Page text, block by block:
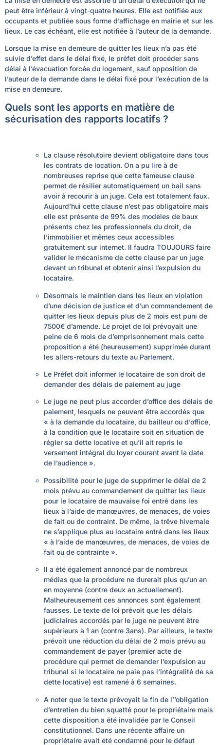
peut être inférieur à vingt-quatre heures. Elle est notifiée aux
occupants et publiée sous forme d’affichage en mairie et sur les
lieux. Le cas échéant, elle est notifiée à l’auteur de la demande.
Lorsque la mise en demeure de quitter les lieux n’a pas été
suivie d’effet dans le délai fixé, le préfet doit procéder sans
délai à l’évacuation forcée du logement, sauf opposition de
l’auteur de la demande dans le délai fixé pour l’exécution de la
mise en demeure.
Quels sont les apports en matière de
sécurisation des rapports locatifs ?
La clause résolutoire devient obligatoire dans tous
les contrats de location. On a pu lire à de
nombreuses reprise que cette fameuse clause
permet de résilier automatiquement un bail sans
avoir à recourir à un juge. Cela est totalement faux.
Aujourd’hui cette clause n’est pas obligatoire mais
elle est présente de 99% des modèles de baux
présents chez les professionnels du droit, de
l’immobilier et mêmes ceux accessibles
gratuitement sur internet. Il faudra TOUJOURS faire
valider le mécanisme de cette clause par un juge
devant un tribunal et obtenir ainsi l’expulsion du
locataire.
Désormais le maintien dans les lieux en violation
d’une décision de justice et d’un commandement de
quitter les lieux depuis plus de 2 mois est puni de
7500€ d’amende. Le projet de loi prévoyait une
peine de 6 mois de d’emprisonnement mais cette
proposition a été (heureusement) supprimée durant
les allers-retours du texte au Parlement.
Le Préfet doit informer le locataire de son droit de
demander des délais de paiement au juge
Le juge ne peut plus accorder d’office des délais de
paiement, lesquels ne peuvent être accordés que
« à la demande du locataire, du bailleur ou d’office,
à la condition que le locataire soit en situation de
régler sa dette locative et qu’il ait repris le
versement intégral du loyer courant avant la date
de l’audience ».
Possibilité pour le juge de supprimer le délai de 2
mois prévu au commandement de quitter les lieux
pour le locataire de mauvaise foi entré dans les
lieux à l’aide de manœuvres, de menaces, de voies
de fait ou de contraint. De même, la trêve hivernale
ne s’applique plus au locataire entré dans les lieux
« à l’aide de manœuvres, de menaces, de voies de
fait ou de contrainte ».
Il a été également annoncé par de nombreux
médias que la procédure ne durerait plus qu’un an
en moyenne (contre deux an actuellement).
Malheureusement ces annonces sont également
fausses. Le texte de loi prévoit que les délais
judiciaires accordés par le juge ne peuvent être
supérieurs à 1 an (contre 3ans). Par ailleurs, le texte
prévoit une réduction du délai de 2 mois prévu au
commandement de payer (premier acte de
procédure qui permet de demander l’expulsion au
tribunal si le locataire ne paie pas l’intégralité de sa
dette locative) est ramené à 6 semaines.
A noter que le texte prévoyait la fin de l’’obligation
d’entretien du bien squatté pour le propriétaire mais
cette disposition a été invalidée par le Conseil
constitutionnel. Dans une récente affaire un
propriétaire avait été condamné pour le défaut